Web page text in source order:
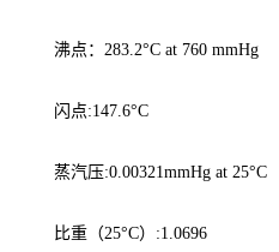
沸点：283.2°C at 760 mmHg
闪点:147.6°C
蒸汽压:0.00321mmHg at 25°C
比重（25°C）:1.0696